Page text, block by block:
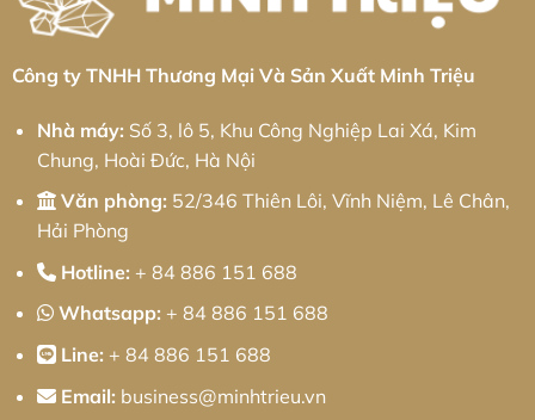
Diện
Triệu
Xuyên:
Giải
pháp
Minh
Triệu
Công ty TNHH Thương Mại Và Sản Xuất Minh Triệu
Nhà máy: Số 3, lô 5, Khu Công Nghiệp Lai Xá, Kim
Chung, Hoài Đức, Hà Nội
Văn phòng: 52/346 Thiên Lôi, Vĩnh Niệm, Lê Chân,
Hải Phòng
Hotline: + 84 886 151 688
Whatsapp: + 84 886 151 688
Line: + 84 886 151 688
Email: business@minhtrieu.vn